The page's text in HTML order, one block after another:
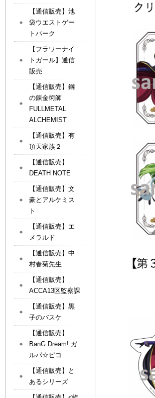
【通信販売】池
袋ウエストゲー
トパーク
【フラワーナイ
トガール】通信
販売
【通信販売】鋼
の錬金術師
FULLMETAL
ALCHEMIST
【通信販売】有
頂天家族２
【通信販売】
DEATH NOTE
【通信販売】文
豪とアルケミス
ト
【通信販売】エ
メラルド
【通信販売】中
村春菊先生
【通信販売】
ACCA13区監察課
【通信販売】黒
子のバスケ
【通信販売】
BanG Dream! ガ
ルパ☆ピコ
【通信販売】と
あるシリーズ